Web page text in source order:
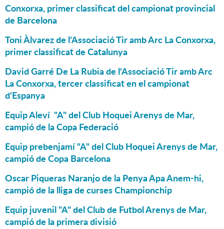
Conxorxa, primer classificat del campionat provincial
de Barcelona
Toni Àlvarez de l'Associació Tir amb Arc La Conxorxa,
primer classificat de Catalunya
David Garré De La Rubia de l'Associació Tir amb Arc
La Conxorxa, tercer classificat en el campionat
d'Espanya
Equip Aleví "A" del Club Hoquei Arenys de Mar,
campió de la Copa Federació
Equip prebenjamí "A" del Club Hoquei Arenys de Mar,
campió de Copa Barcelona
Oscar Piqueras Naranjo de la Penya Apa Anem-hi,
campió de la lliga de curses Championchip
Equip juvenil "A" del Club de Futbol Arenys de Mar,
campió de la primera divisió